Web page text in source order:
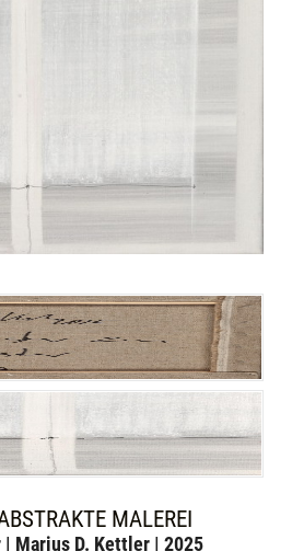
MALEREI
Marius D. Kettler | 2025